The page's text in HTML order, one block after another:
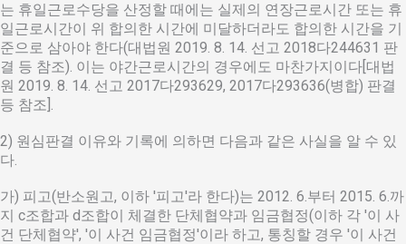
는 휴일근로수당을 산정할 때에는 실제의 연장근로시간 또는 휴
일근로시간이 위 합의한 시간에 미달하더라도 합의한 시간을 기
준으로 삼아야 한다(대법원 2019. 8. 14. 선고 2018다244631 판
결 등 참조). 이는 야간근로시간의 경우에도 마찬가지이다[대법
원 2019. 8. 14. 선고 2017다293629, 2017다293636(병합) 판결
등 참조].
2) 원심판결 이유와 기록에 의하면 다음과 같은 사실을 알 수 있
다.
가) 피고(반소원고, 이하 '피고'라 한다)는 2012. 6.부터 2015. 6.까
지 c조합과 d조합이 체결한 단체협약과 임금협정(이하 각 '이 사
건 단체협약', '이 사건 임금협정'이라 하고, 통칭할 경우 '이 사건